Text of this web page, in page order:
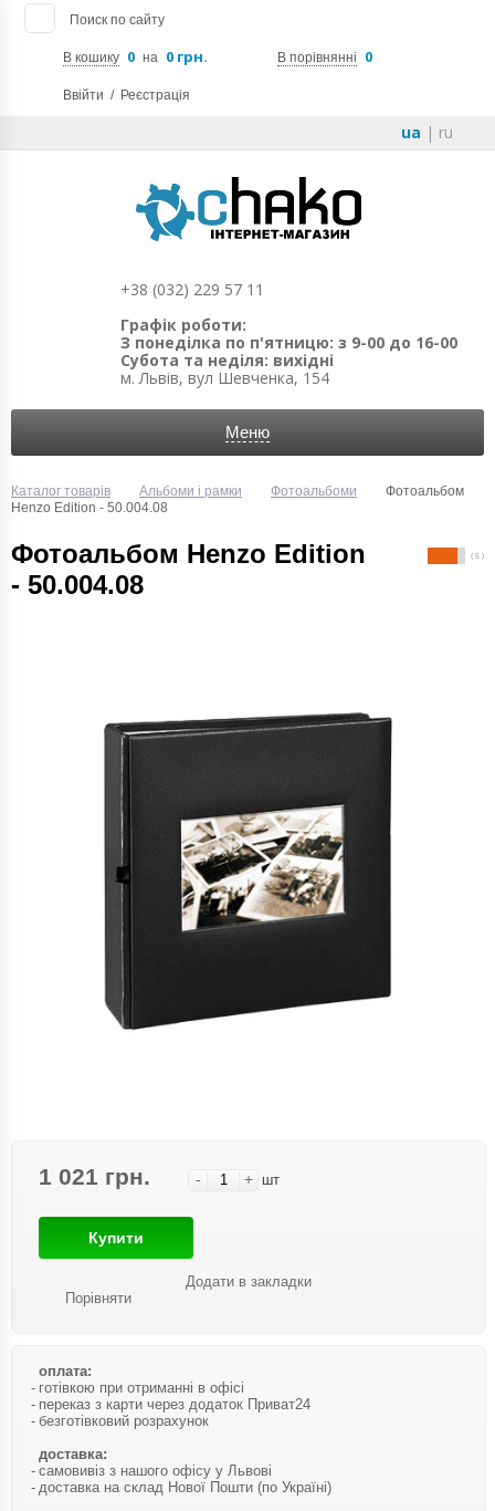
Поиск по сайту
В кошику 0 на 0 грн. В порівнянні 0
Ввійти / Реєстрація
ua | ru
+38 (032) 229 57 11
Графік роботи:
З понеділка по п'ятницю: з 9-00 до 16-00
Субота та неділя: вихідні
м. Львів, вул Шевченка, 154
Меню
Каталог товарів Альбоми і рамки Фотоальбоми
Фотоальбом
Henzo Edition - 50.004.08
Фотоальбом Henzo Edition
- 50.004.08
( 5 )
1 021 грн. - + шт
Купити
Порівняти
Додати в закладки
оплата:
готівкою при отриманні в офісі
переказ з карти через додаток Приват24
безготівковий розрахунок
доставка:
самовивіз з нашого офісу у Львові
доставка на склад Нової Пошти (по Україні)